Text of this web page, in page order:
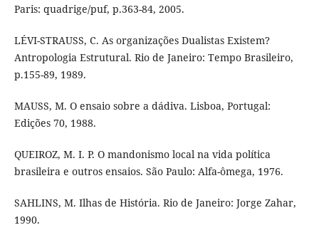
Paris: quadrige/puf, p.363-84, 2005.
LÉVI-STRAUSS, C. As organizações Dualistas Existem?
Antropologia Estrutural. Rio de Janeiro: Tempo Brasileiro,
p.155-89, 1989.
MAUSS, M. O ensaio sobre a dádiva. Lisboa, Portugal:
Edições 70, 1988.
QUEIROZ, M. I. P. O mandonismo local na vida política
brasileira e outros ensaios. São Paulo: Alfa-ômega, 1976.
SAHLINS, M. Ilhas de História. Rio de Janeiro: Jorge Zahar,
1990.